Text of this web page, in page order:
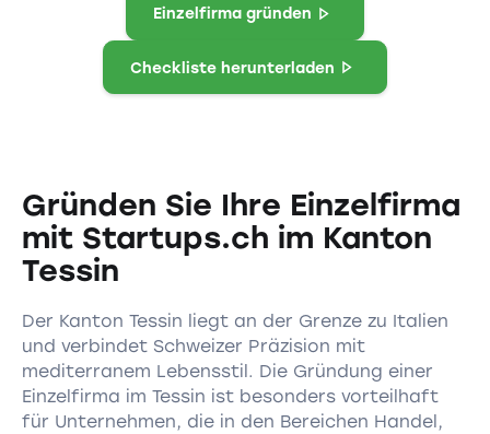
Einzelfirma gründen
Checkliste herunterladen
Gründen Sie Ihre Einzelfirma
mit Startups.ch im Kanton
Tessin
Der Kanton Tessin liegt an der Grenze zu Italien
und verbindet Schweizer Präzision mit
mediterranem Lebensstil. Die Gründung einer
Einzelfirma im Tessin ist besonders vorteilhaft
für Unternehmen, die in den Bereichen Handel,